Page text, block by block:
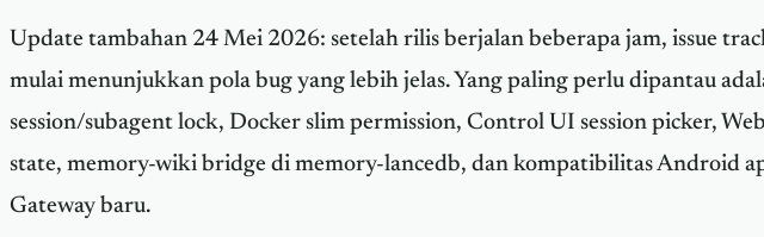
Update tambahan 24 Mei 2026: setelah rilis berjalan beberapa jam, issue
mulai menunjukkan pola bug yang lebih jelas. Yang paling perlu dipantau
session/subagent lock, Docker slim permission, Control UI session picker,
state, memory-wiki bridge di memory-lancedb, dan kompatibilitas Android
Gateway baru.